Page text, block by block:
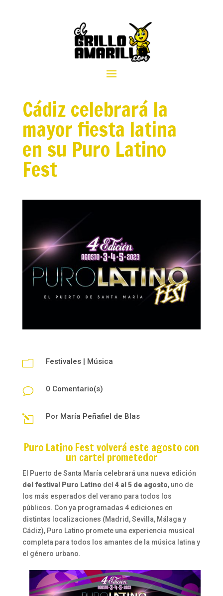
Cádiz celebrará la
mayor fiesta latina
en su Puro Latino
Fest
m Festivales| Música
v 0 Comentario(s)
l Por María Peñafiel de Blas
Puro Latino Fest volverá este agosto con
un cartel prometedor
El Puerto de Santa María celebrará una nueva edición
del festival Puro Latino del 4 al 5 de agosto, uno de
los más esperados del verano para todos los
públicos. Con ya programadas 4 ediciones en
distintas localizaciones (Madrid, Sevilla, Málaga y
Cádiz), Puro Latino promete una experiencia musical
completa para todos los amantes de la música latina y
el género urbano.